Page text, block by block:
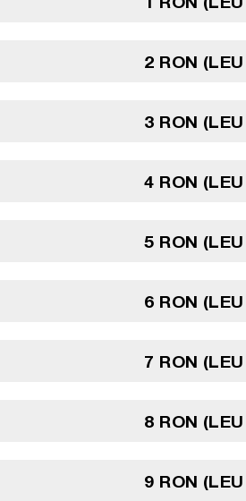
2 RON
3 RON
4 RON
5 RON
6 RON
7 RON
8 RON
9 RON